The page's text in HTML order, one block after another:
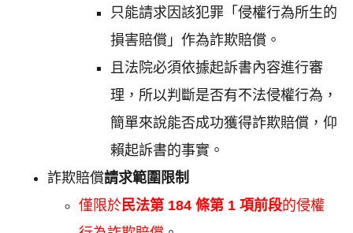
只能請求因該犯罪「侵權行為所生的
損害賠償」作為詐欺賠償。
且法院必須依據起訴書內容進行審
理，所以判斷是否有不法侵權行為，
簡單來說能否成功獲得詐欺賠償，仰
賴起訴書的事實。
詐欺賠償請求範圍限制
僅限於民法第 184 條第 1 項前段的侵權